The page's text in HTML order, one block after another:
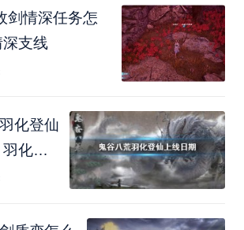
剑情深任务怎
支线
化登仙
羽化登